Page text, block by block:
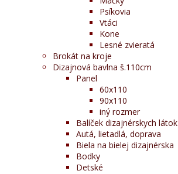
Psíkovia
Vtáci
Kone
Lesné zvieratá
Brokát na kroje
Dizajnová bavlna š.110cm
Panel
60x110
90x110
iný rozmer
Balíček dizajnérskych látok
Autá, lietadlá, doprava
Biela na bielej dizajnérska
Bodky
Detské